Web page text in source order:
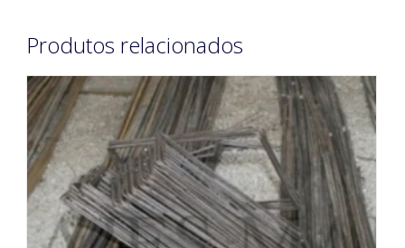
Produtos relacionados